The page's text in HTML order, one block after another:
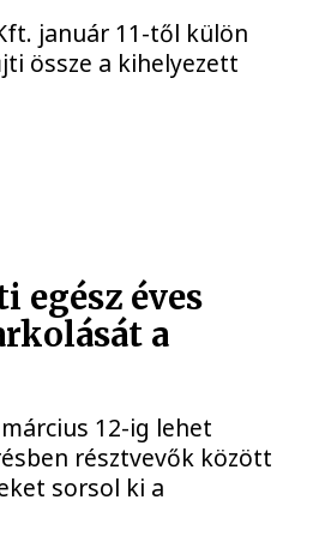
január 11-től külön
össze a kihelyezett
egész éves
a
12-ig lehet
résztvevők között
sorsol ki a